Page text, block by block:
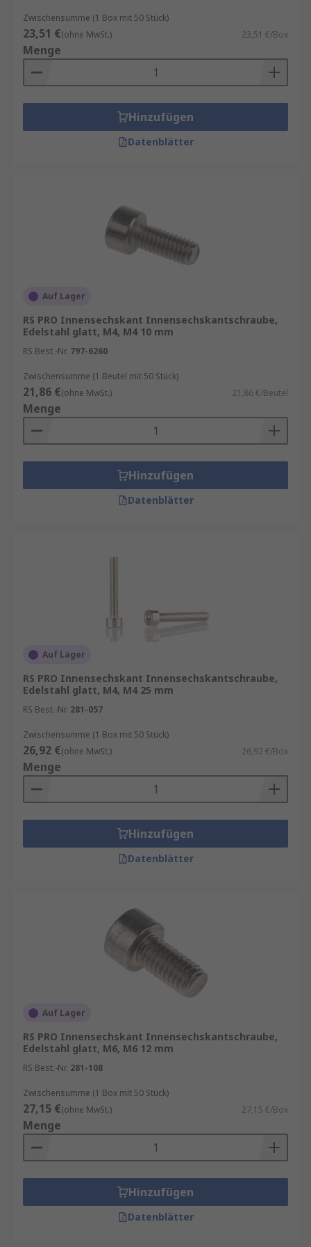
gleiche Spannkraft in einer Verbindung
erreichen.
Da für eine bestimmte Aufgabe weniger
Schrauben erforderlich sind, müssen weniger
Bohrungen gebohrt und geschnitten werden.
Da weniger Schrauben eingesetzt werden, wird
das Gewicht reduziert.
Zylinderköpfe von Innensechskantschrauben
benötigen weniger Platz als Sechskantköpfe und
erfordern keinen zusätzlichen Platz für den
Zwischensumme (1 Box mit 50 Stück)
23,51 €(ohne MwSt.) 23,51 €/Box
Menge
Hinzufügen
Datenblätter
Auf Lager
RS PRO Innensechskant Innensechskantschraube,
Edelstahl glatt, M4, M4 10 mm
RS Best.-Nr. 797-6260
Zwischensumme (1 Beutel mit 50 Stück)
21,86 €(ohne MwSt.) 21,86 €/Beutel
Menge
Hinzufügen
Datenblätter
Auf Lager
RS PRO Innensechskant Innensechskantschraube,
Edelstahl glatt, M4, M4 25 mm
RS Best.-Nr. 281-057
Zwischensumme (1 Box mit 50 Stück)
26,92 €(ohne MwSt.) 26,92 €/Box
Menge
Hinzufügen
Datenblätter
Auf Lager
RS PRO Innensechskant Innensechskantschraube,
Edelstahl glatt, M6, M6 12 mm
RS Best.-Nr. 281-108
Zwischensumme (1 Box mit 50 Stück)
27,15 €(ohne MwSt.) 27,15 €/Box
Menge
Hinzufügen
Datenblätter